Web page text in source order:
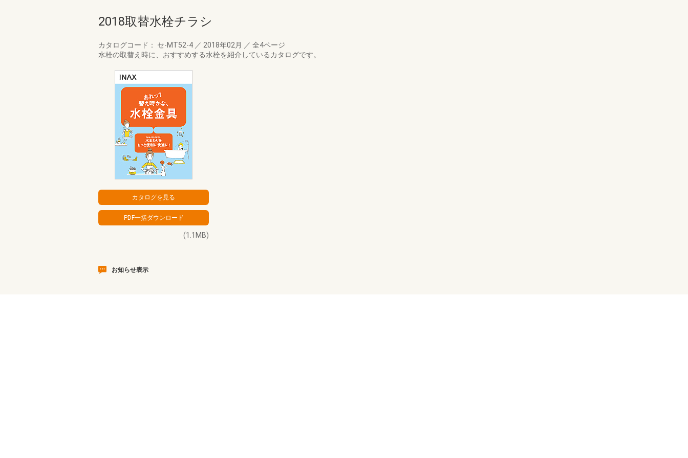
2018取替水栓チラシ
カタログコード： セ-MT52-4 ／ 2018年02月 ／ 全4ページ
水栓の取替え時に、おすすめする水栓を紹介しているカタログです。
(1.1MB)
お知らせ表示